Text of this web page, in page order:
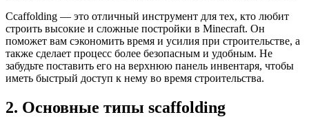
Сcaffolding — это отличный инструмент для тех, кто любит
строить высокие и сложные постройки в Minecraft. Он
поможет вам сэкономить время и усилия при строительстве, а
также сделает процесс более безопасным и удобным. Не
забудьте поставить его на верхнюю панель инвентаря, чтобы
иметь быстрый доступ к нему во время строительства.
2. Основные типы scaffolding